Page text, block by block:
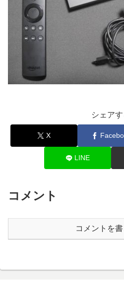
シェアす
X
LINE
コメント
コメントを